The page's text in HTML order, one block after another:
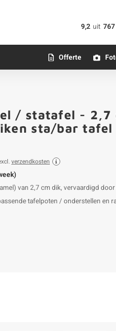
9,2 uit 767
Offerte
Klantfoto
/ statafel -
sta/bar tafel
verzendkosten
van 2,7 cm dik, vervaardigd
tafelpoten / onderstellen en